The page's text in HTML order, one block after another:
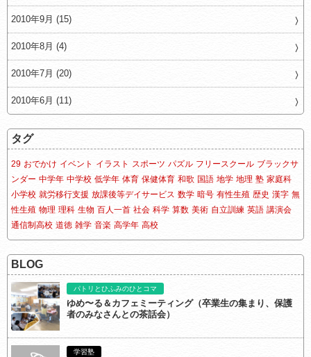
2010年9月 (15)
2010年8月 (4)
2010年7月 (20)
2010年6月 (11)
タグ
29 おでかけ イベント イラスト スポーツ パズル フリースクール ブラックサ
ンダー 中学年 中学校 低学年 体育 保健体育 和歌 国語 地学 地理 塾 家庭科
小学校 就労移行支援 放課後等デイサービス 数学 暗号 有性生殖 歴史 漢字 無
性生殖 物理 理科 生物 百人一首 社会 科学 算数 美術 自立訓練 英語 講演会
通信制高校 道徳 雑学 音楽 高学年 高校
BLOG
パトリとひふみのひとコマ
ゆめ〜る＆カフェミーティング（卒業生の集まり、保護
者のみなさんとの茶話会）
学習塾